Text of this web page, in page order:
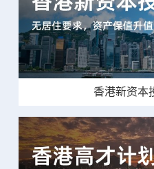
香港新资本